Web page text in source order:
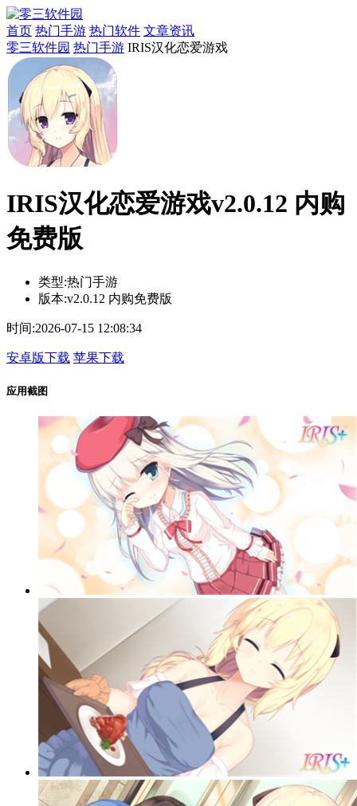
首页 热门手游 热门软件 文章资讯
零三软件园 热门手游 IRIS汉化恋爱游戏
IRIS汉化恋爱游戏v2.0.12 内购
免费版
类型:热门手游
版本:v2.0.12 内购免费版
时间:2026-07-15 12:08:34
安卓版下载 苹果下载
应用截图